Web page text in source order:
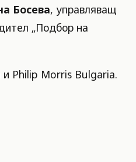
Босева, управляващ
„Подбор на
и Philip Morris Bulgaria.